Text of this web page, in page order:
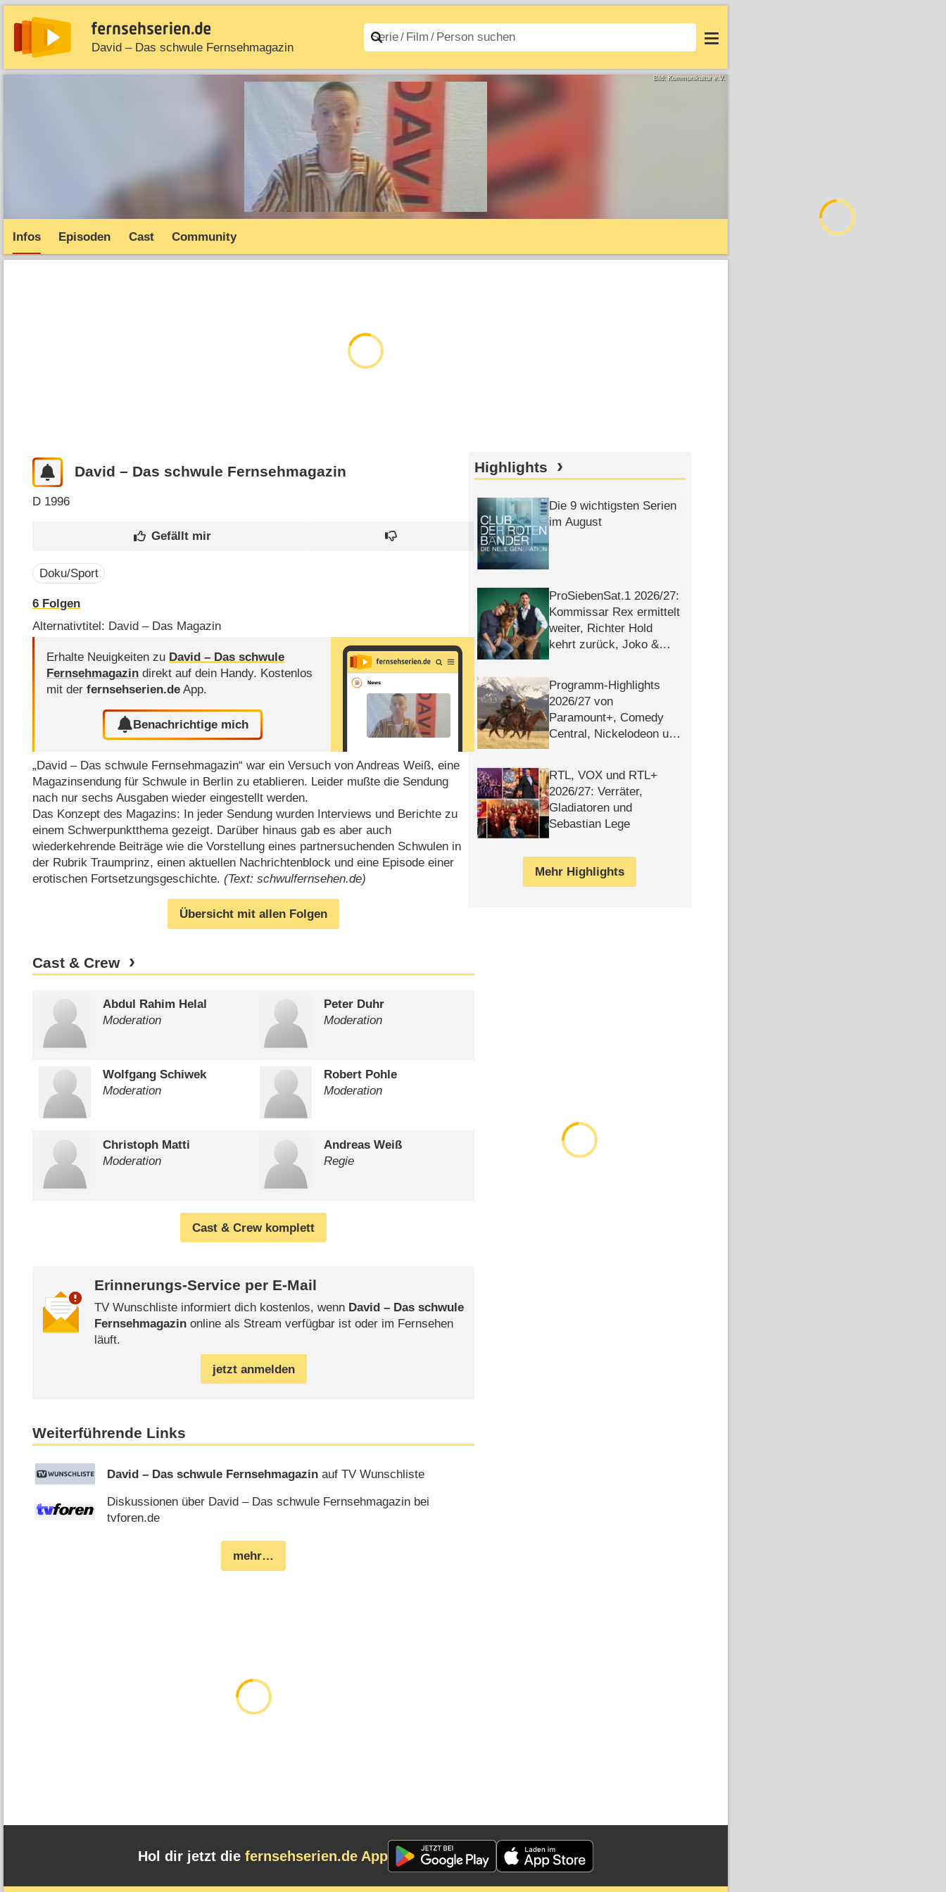
David – Das schwule Fernsehmagazin
News Entdecken Streaming TV-Starts Serien A–Z Filme A–Z Login
Bild: Kommunikultur e.V.
Infos Episoden Cast Community
David – Das schwule Fernsehmagazin
D 1996
Doku/Sport
6 Folgen
Alternativtitel: David – Das Magazin
Erhalte Neuigkeiten zu David – Das schwule
Fernsehmagazin direkt auf dein Handy. Kostenlos
mit derfernsehserien.de App.
Benachrichtige mich
„David – Das schwule Fernsehmagazin“ war ein Versuch von Andreas Weiß, eine
Magazinsendung für Schwule in Berlin zu etablieren. Leider mußte die Sendung
nach nur sechs Ausgaben wieder eingestellt werden.
Das Konzept des Magazins: In jeder Sendung wurden Interviews und Berichte zu
einem Schwerpunktthema gezeigt. Darüber hinaus gab es aber auch
wiederkehrende Beiträge wie die Vorstellung eines partnersuchenden Schwulen in
der Rubrik Traumprinz, einen aktuellen Nachrichtenblock und eine Episode einer
erotischen Fortsetzungsgeschichte.(Text: schwulfernsehen.de)
Übersicht mit allen Folgen
Cast & Crew
Abdul Rahim Helal
Moderation
Peter Duhr
Moderation
Wolfgang Schiwek
Moderation
Robert Pohle
Moderation
Christoph Matti
Moderation
Andreas Weiß
Regie
Cast & Crew komplett
Erinnerungs-Service per E-Mail
TV Wunschliste informiert dich kostenlos, wenn David – Das schwule
Fernsehmagazinonline als Stream verfügbar ist oder im Fernsehen
läuft.
jetzt anmelden
Weiterführende Links
David – Das schwule Fernsehmagazin auf TV Wunschliste
Diskussionen über David – Das schwule Fernsehmagazin bei
tvforen.de
mehr…
Highlights
Die 9 wichtigsten Serien
im August
ProSiebenSat.1 2026/​27:
Kommissar Rex ermittelt
weiter, Richter Hold
kehrt zurück, Joko &
Programm-Highlights
2026/​27 von
Paramount+, Comedy
Central, Nickelodeon und
RTL, VOX und RTL+
2026/​27: Verräter,
Gladiatoren und
Sebastian Lege
Mehr Highlights
Hol dir jetzt die fernsehserien.de App